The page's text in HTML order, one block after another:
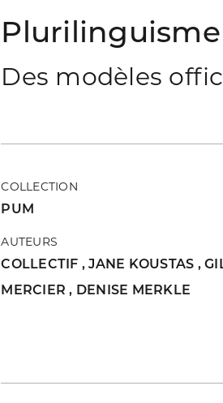
Des modèles
COLLECTION
PUM
AUTEURS
COLLECTIF ,JANE KOUSTAS ,
MERCIER, DENISE MERKLE